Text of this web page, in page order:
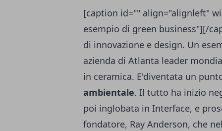
[caption id="" align="alignleft"
esempio di green business"][/
di innovazione e design. Un
azienda di Atlanta leader
in ceramica. E'diventata un
ambientale. Il tutto ha inizio
poi inglobata in Interface, e
fondatore, Ray Anderson, che